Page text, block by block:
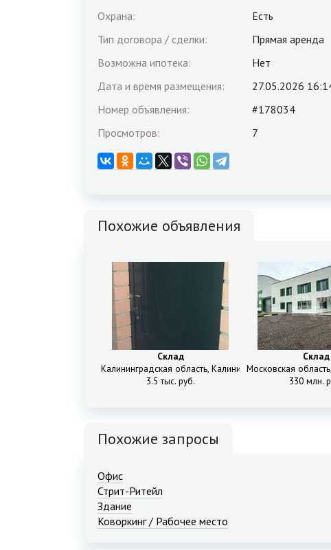
Охрана:
Есть
Тип договора / сделки:
Прямая аренда
Возможна ипотека:
Нет
Дата и время размещения:
27.05.2026
Номер объявления:
#178034
Просмотров:
7
Похожие объявления
Склад
Калининградская область, Калининград,
3.5 тыс. руб.
Склад
Московская
330 млн.
Похожие запросы
Офис
Стрит-Ритейл
Здание
Коворкинг / Рабочее место